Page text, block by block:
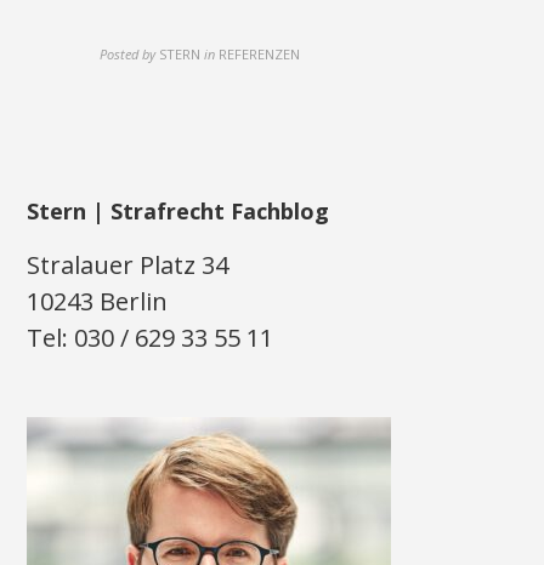
Posted by STERN in REFERENZEN
Stern | Strafrecht Fachblog
Stralauer Platz 34
10243 Berlin
Tel: 030 / 629 33 55 11